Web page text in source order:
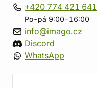
+420 774 421 641
Po-pá 9:00-16:00
info@imago.cz
Discord
WhatsApp